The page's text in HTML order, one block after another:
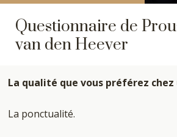
Questionnaire de
van den Heever
La qualité que vous préférez chez
La ponctualité.